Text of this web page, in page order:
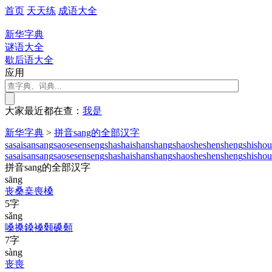
首页 天天练 成语大全
新华字典
谜语大全
歇后语大全
应用
大家最近都在查： 我是
新华字典 > 拼音sang的全部汉字
sasaisansangsaosesensengshashaishanshangshaosheshenshengshishou
sasaisansangsaosesensengshashaishanshangshaosheshenshengshishou
拼音sang的全部汉字
sāng
丧桑桒喪槡
5字
sǎng
嗓搡鎟褬颡磉顙
7字
sàng
丧喪